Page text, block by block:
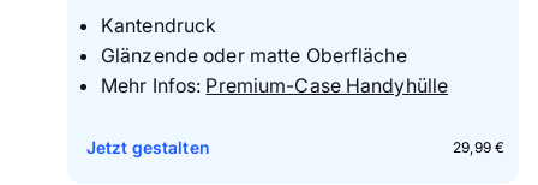
Kantendruck
Glänzende oder matte Oberfläche
Mehr Infos: Premium-Case Handyhülle
29,99 €
Jetzt gestalten